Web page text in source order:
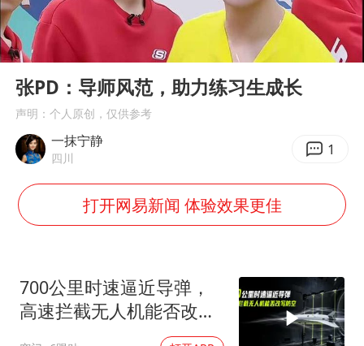
情侣在平潭拍日出时坠崖致一死一伤
央视新主播李秋莹孙亚鹏亮相
杭州全市有序停课
上四休三，但降薪1000元，你接受吗？
几元成本的AI广告导致千万市值蒸发
老挝国会主席赛宋蓬逝世
Play
00:00 00:34
张PD：导师风范，助力练习生成长
声明：个人原创，仅供参考
一抹宁静
四川 1
打开网易新闻 体验效果更佳
700公里时速逼近导弹，
高速拦截无人机能否改写